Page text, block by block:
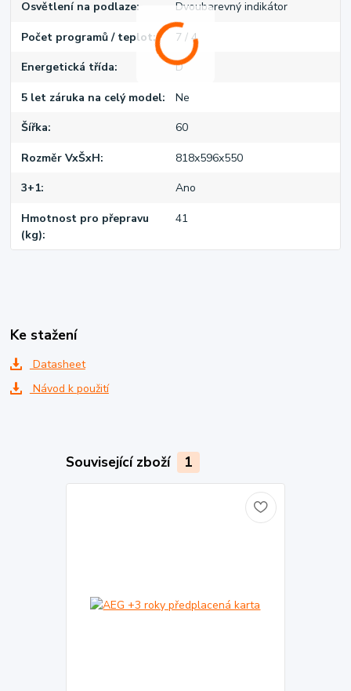
Osvětlení na podlaze Dvoubarevný indikátor
Počet programů / teplot 7 / 4
Energetická třída D
5 let záruka na celý model Ne
Šířka 60
Rozměr VxŠxH 818x596x550
3+1 Ano
Hmotnost pro přepravu
(kg)
41
Ke stažení
Datasheet
Návod k použití
Související zboží 1